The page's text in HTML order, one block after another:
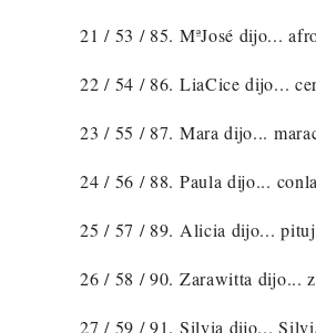
21 / 53 / 85. MªJosé dijo...
22 / 54 / 86. LiaCice dijo...
23 / 55 / 87. Mara dijo...
24 / 56 / 88. Paula dijo...
25 / 57 / 89. Alicia dijo...
26 / 58 / 90. Zarawitta dijo...
27 / 59 / 91. Silvia dijo...